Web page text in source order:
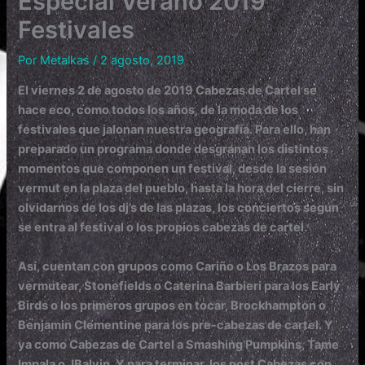
Festivales
Por Metalkas/ 2 agosto, 2019
El viernes 2de agosto de 2019 Cabezas de Cartel se
hace eco, como todos los años, de la moda de los
festivales que jalonan nuestra geografía. Para ello, han
preparado un programa donde desgranan los distintos
momentos que componen un festival, desde la sesión
vermut en la plaza del pueblo, hasta la hora del cierre, sin
olvidarnos de los dj’s de las plazas, los conciertos según
se entra al festival o los propios cabezas de cartel.
Así, cuentan con grupos como Cariño o Los Brazos para
vermutear, Stonefields o Caterina Barbieri para los Early
Birds o los primeros grupos en tocar, Brockhampton o
Benjamin Clementine para los pre-cabezas de cartel. Y
ya como Cabezas de Cartel a Smashing Pumpkins, Tame